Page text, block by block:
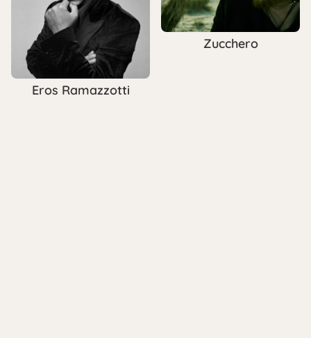
Eros Ramazzotti
Zucchero